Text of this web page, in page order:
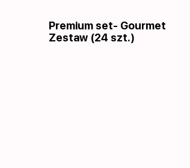
Premium set- Gourmet
Zestaw (24 szt.)